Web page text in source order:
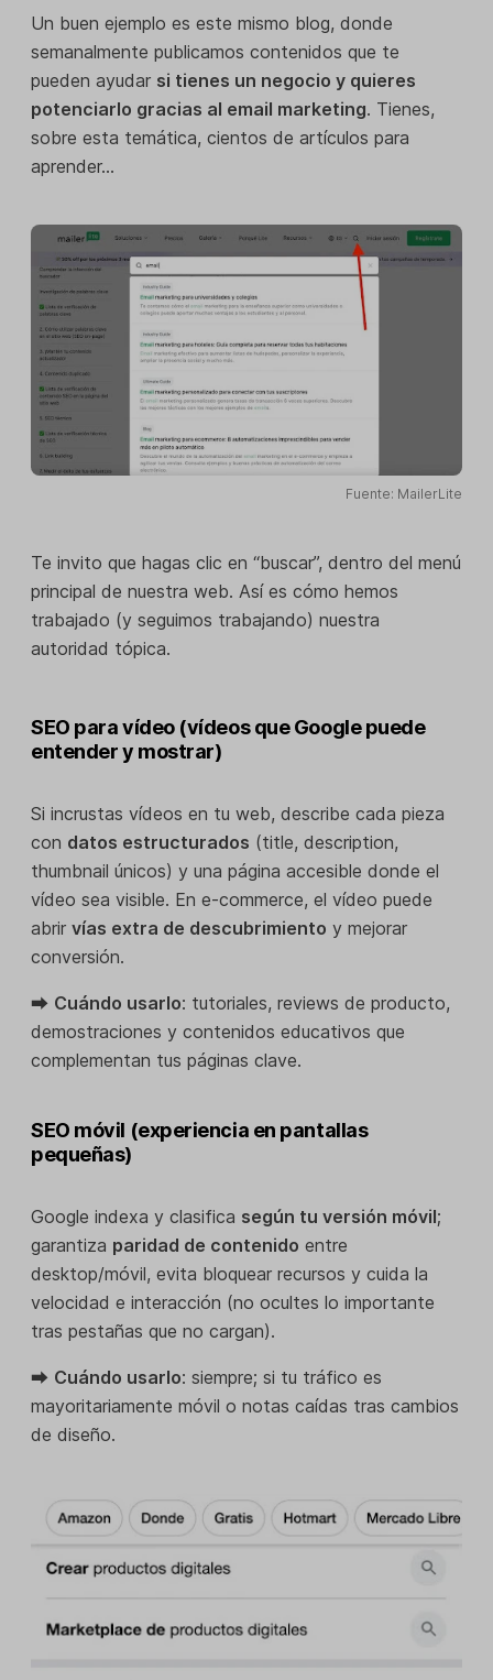
Un buen ejemplo es este mismo blog, donde
semanalmente publicamos contenidos que te
pueden ayudar si tienes un negocio y quieres
potenciarlo gracias al email marketing. Tienes,
sobre esta temática, cientos de artículos para
aprender…
Fuente: MailerLite
Te invito que hagas clic en “buscar”, dentro del menú
principal de nuestra web. Así es cómo hemos
trabajado (y seguimos trabajando) nuestra
autoridad tópica.
SEO para vídeo (vídeos que Google puede
entender y mostrar)
Si incrustas vídeos en tu web, describe cada pieza
con datos estructurados (title, description,
thumbnail únicos) y una página accesible donde el
vídeo sea visible. En e-commerce, el vídeo puede
abrir vías extra de descubrimiento y mejorar
conversión.
⮕ Cuándo usarlo: tutoriales, reviews de producto,
demostraciones y contenidos educativos que
complementan tus páginas clave.
SEO móvil (experiencia en pantallas
pequeñas)
Google indexa y clasifica según tu versión móvil;
garantiza paridad de contenido entre
desktop/móvil, evita bloquear recursos y cuida la
velocidad e interacción (no ocultes lo importante
tras pestañas que no cargan).
⮕ Cuándo usarlo: siempre; si tu tráfico es
mayoritariamente móvil o notas caídas tras cambios
de diseño.